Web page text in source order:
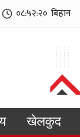
०८:५२:२२ बिहान
खेलकुद